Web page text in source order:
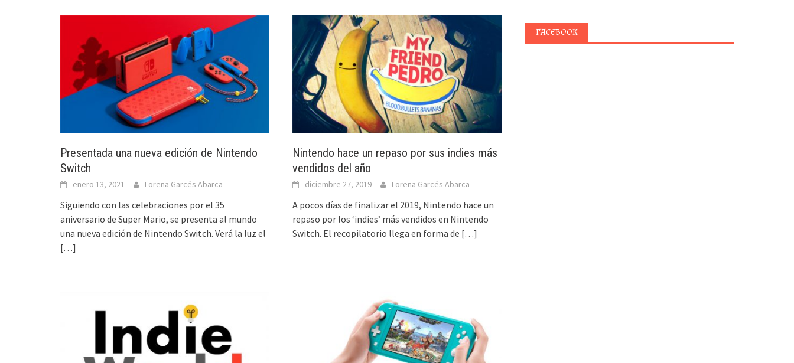
Presentada una nueva edición de Nintendo
Switch
enero 13, 2021 Lorena Garcés Abarca
Siguiendo con las celebraciones por el 35
aniversario de Super Mario, se presenta al mundo
una nueva edición de Nintendo Switch. Verá la luz el
[…]
Nintendo hace un repaso por sus indies más
vendidos del año
diciembre 27, 2019 Lorena Garcés Abarca
A pocos días de finalizar el 2019, Nintendo hace un
repaso por los ‘indies’ más vendidos en Nintendo
Switch. El recopilatorio llega en forma de […]
FACEBOOK